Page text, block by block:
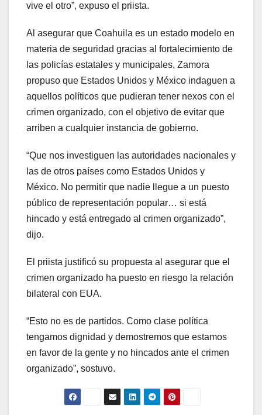
vive el otro”, expuso el priista.
Al asegurar que Coahuila es un estado modelo en
materia de seguridad gracias al fortalecimiento de
las policías estatales y municipales, Zamora
propuso que Estados Unidos y México indaguen a
aquellos políticos que pudieran tener nexos con el
crimen organizado, con el objetivo de evitar que
arriben a cualquier instancia de gobierno.
“Que nos investiguen las autoridades nacionales y
las de otros países como Estados Unidos y
México. No permitir que nadie llegue a un puesto
público de representación popular… si está
hincado y está entregado al crimen organizado”,
dijo.
El priista justificó su propuesta al asegurar que el
crimen organizado ha puesto en riesgo la relación
bilateral con EUA.
“Esto no es de partidos. Como clase política
tengamos dignidad y demostremos que estamos
en favor de la gente y no hincados ante el crimen
organizado”, sostuvo.